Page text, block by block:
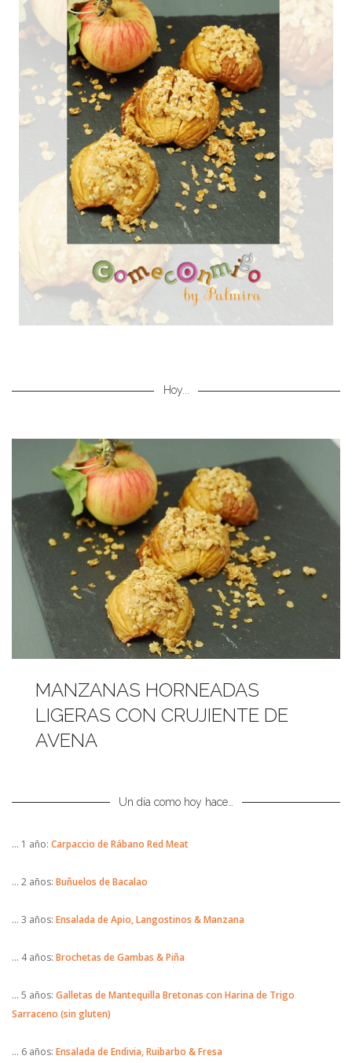
Hoy...
MANZANAS HORNEADAS
LIGERAS CON CRUJIENTE DE
AVENA
Un día como hoy hace…
… 1 año: Carpaccio de Rábano Red Meat
… 2 años: Buñuelos de Bacalao
… 3 años: Ensalada de Apio, Langostinos & Manzana
… 4 años: Brochetas de Gambas & Piña
… 5 años: Galletas de Mantequilla Bretonas con Harina de Trigo
Sarraceno (sin gluten)
… 6 años: Ensalada de Endivia, Ruibarbo & Fresa